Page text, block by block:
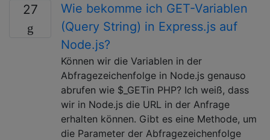
27
Wie bekomme ich GET-Variablen
(Query String) in Express.js auf
Node.js?
Können wir die Variablen in der
Abfragezeichenfolge in Node.js genauso
abrufen wie $_GETin PHP? Ich weiß, dass
wir in Node.js die URL in der Anfrage
erhalten können. Gibt es eine Methode, um
die Parameter der Abfragezeichenfolge